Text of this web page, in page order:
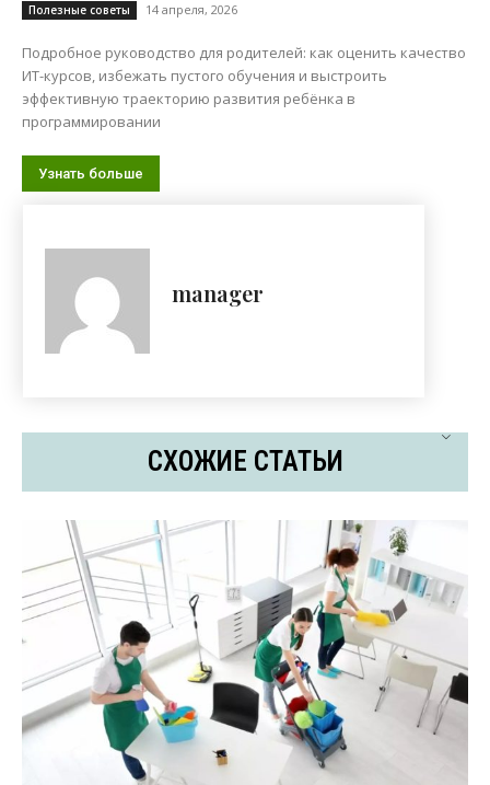
Полезные советы 14 апреля, 2026
Подробное руководство для родителей: как оценить качество
ИТ-курсов, избежать пустого обучения и выстроить
эффективную траекторию развития ребёнка в
программировании
Узнать больше
manager
СХОЖИЕ СТАТЬИ